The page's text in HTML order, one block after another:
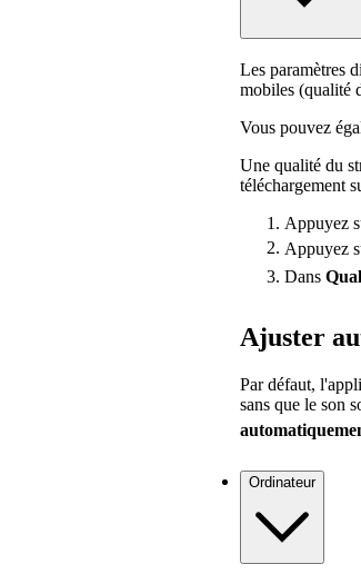
Les paramètres
mobiles (qualité
Vous pouvez
Une qualité du
téléchargement
Appuyez
Appuyez
Dans
Ajuster
Par défaut,
sans que le son
Ordinateur